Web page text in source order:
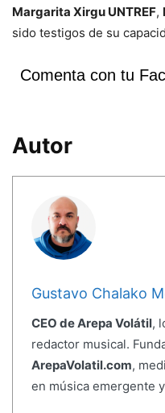
Margarita Xirgu UNTREF,
sido testigos de su
Comenta con tu
Autor
Gustavo Chalako
CEO de Arepa Volátil,
redactor musical.
ArepaVolatil.com,
en música emergente